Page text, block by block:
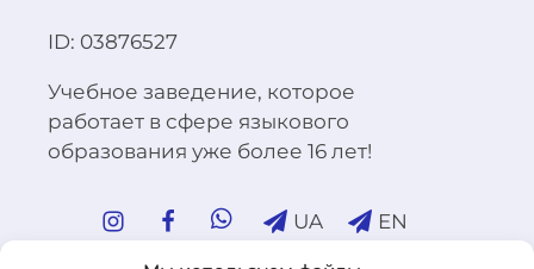
ID: 03876527
Учебное заведение, которое
работает в сфере языкового
образования уже более 16 лет!
UA EN